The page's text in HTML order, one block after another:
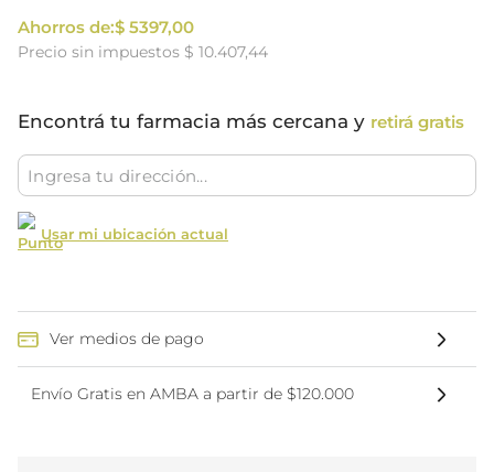
Ahorros de:$ 5397,00
Precio sin impuestos $ 10.407,44
Encontrá tu farmacia más cercana y retirá gratis
Usar mi ubicación actual
Ver medios de pago
Envío Gratis en AMBA a partir de $120.000